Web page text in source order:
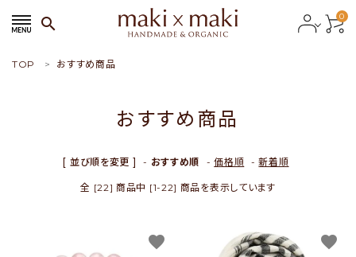
search 0
会員ログイン person 新規会員登録
おすすめ商品
TOP おすすめ商品
おすすめ商品
[ 並び順を変更 ] - おすすめ順 -価格順 -新着順
全 [22] 商品中 [1-22] 商品を表示しています
favorite favorite